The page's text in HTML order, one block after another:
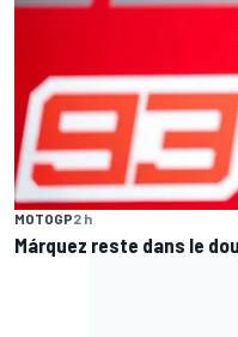
MOTOGP2 h
Márquez reste dans le